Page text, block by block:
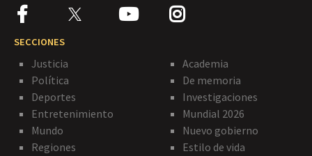
SECCIONES
Justicia
Política
Deportes
Entretenimiento
Mundo
Regiones
Academia
De memoria
Investigaciones
Mundial 2026
Nuevo gobierno
Estilo de vida